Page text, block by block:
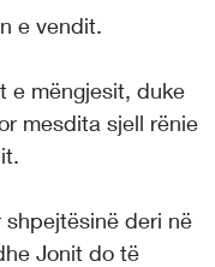
e vendit.
e mëngjesit, duke
mesdita sjell rënie
deri në
Jonit do të